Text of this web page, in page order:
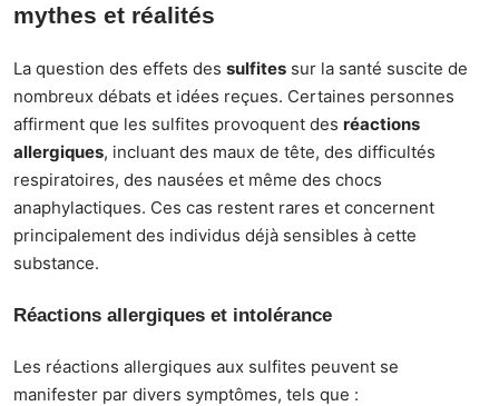
mythes et réalités
La question des effets des sulfites sur la santé suscite de
nombreux débats et idées reçues. Certaines personnes
affirment que les sulfites provoquent des réactions
allergiques, incluant des maux de tête, des difficultés
respiratoires, des nausées et même des chocs
anaphylactiques. Ces cas restent rares et concernent
principalement des individus déjà sensibles à cette
substance.
Réactions allergiques et intolérance
Les réactions allergiques aux sulfites peuvent se
manifester par divers symptômes, tels que :